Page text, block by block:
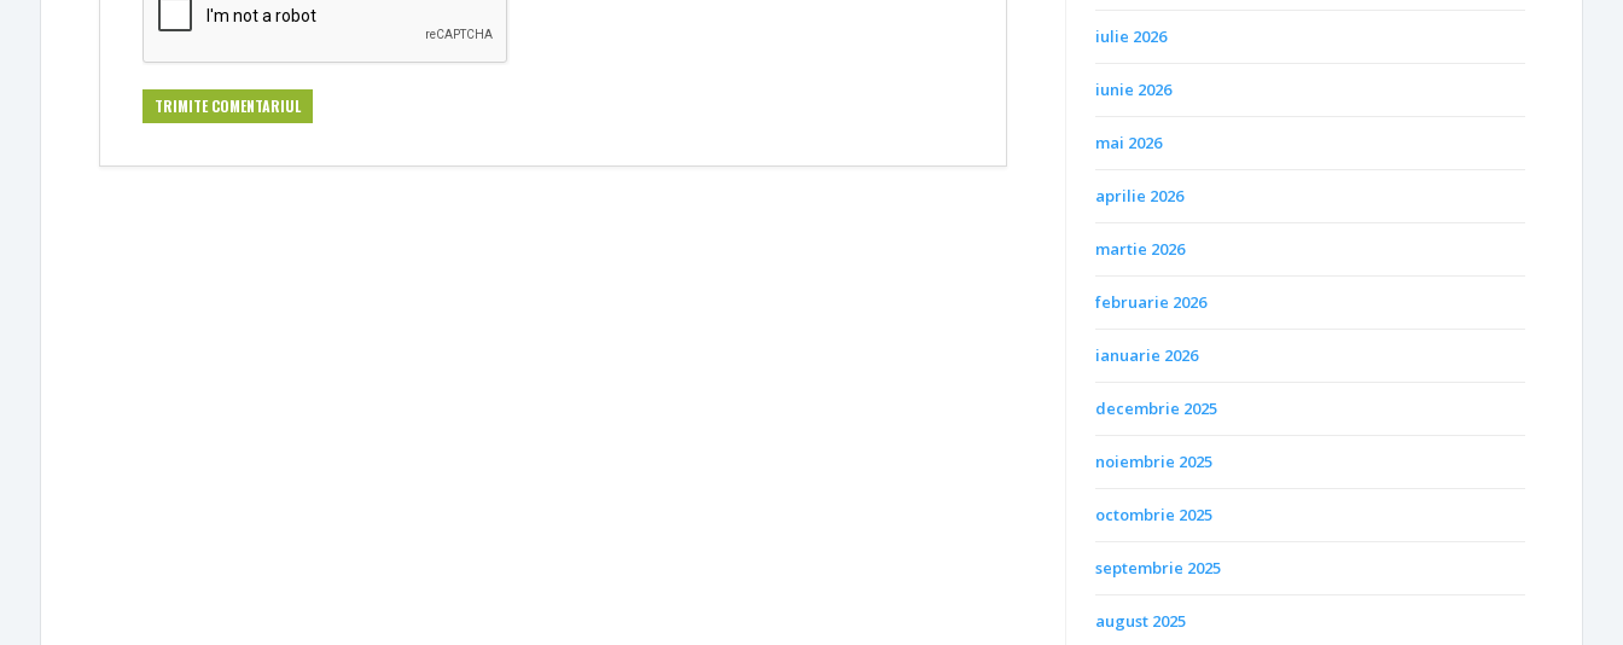
iulie 2026
iunie 2026
mai 2026
aprilie 2026
martie 2026
februarie 2026
ianuarie 2026
decembrie 2025
noiembrie 2025
octombrie 2025
septembrie 2025
august 2025